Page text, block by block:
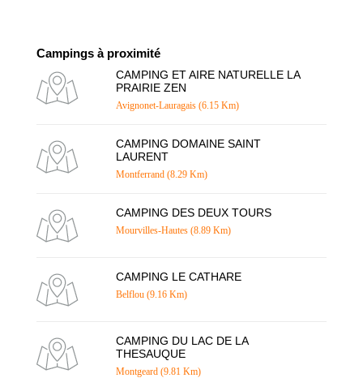
Campings à proximité
CAMPING ET AIRE NATURELLE LA
PRAIRIE ZEN
Avignonet-Lauragais (6.15 Km)
CAMPING DOMAINE SAINT
LAURENT
Montferrand (8.29 Km)
CAMPING DES DEUX TOURS
Mourvilles-Hautes (8.89 Km)
CAMPING LE CATHARE
Belflou (9.16 Km)
CAMPING DU LAC DE LA
THESAUQUE
Montgeard (9.81 Km)